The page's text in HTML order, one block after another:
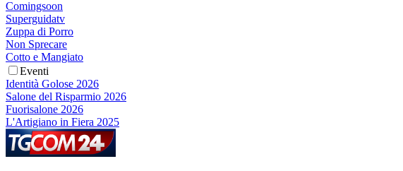
Comingsoon
Superguidatv
Zuppa di Porro
Non Sprecare
Cotto e Mangiato
Eventi
Identità Golose 2026
Salone del Risparmio 2026
Fuorisalone 2026
L'Artigiano in Fiera 2025